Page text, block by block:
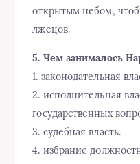
открытым небом,
лжецов.
5. Чем занималось
1. законодательная
2. исполнительная
государственных
3. судебная власть.
4. избрание